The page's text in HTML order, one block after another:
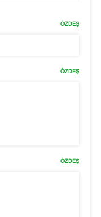
ÖZDEŞ
ÖZDEŞ
ÖZDEŞ